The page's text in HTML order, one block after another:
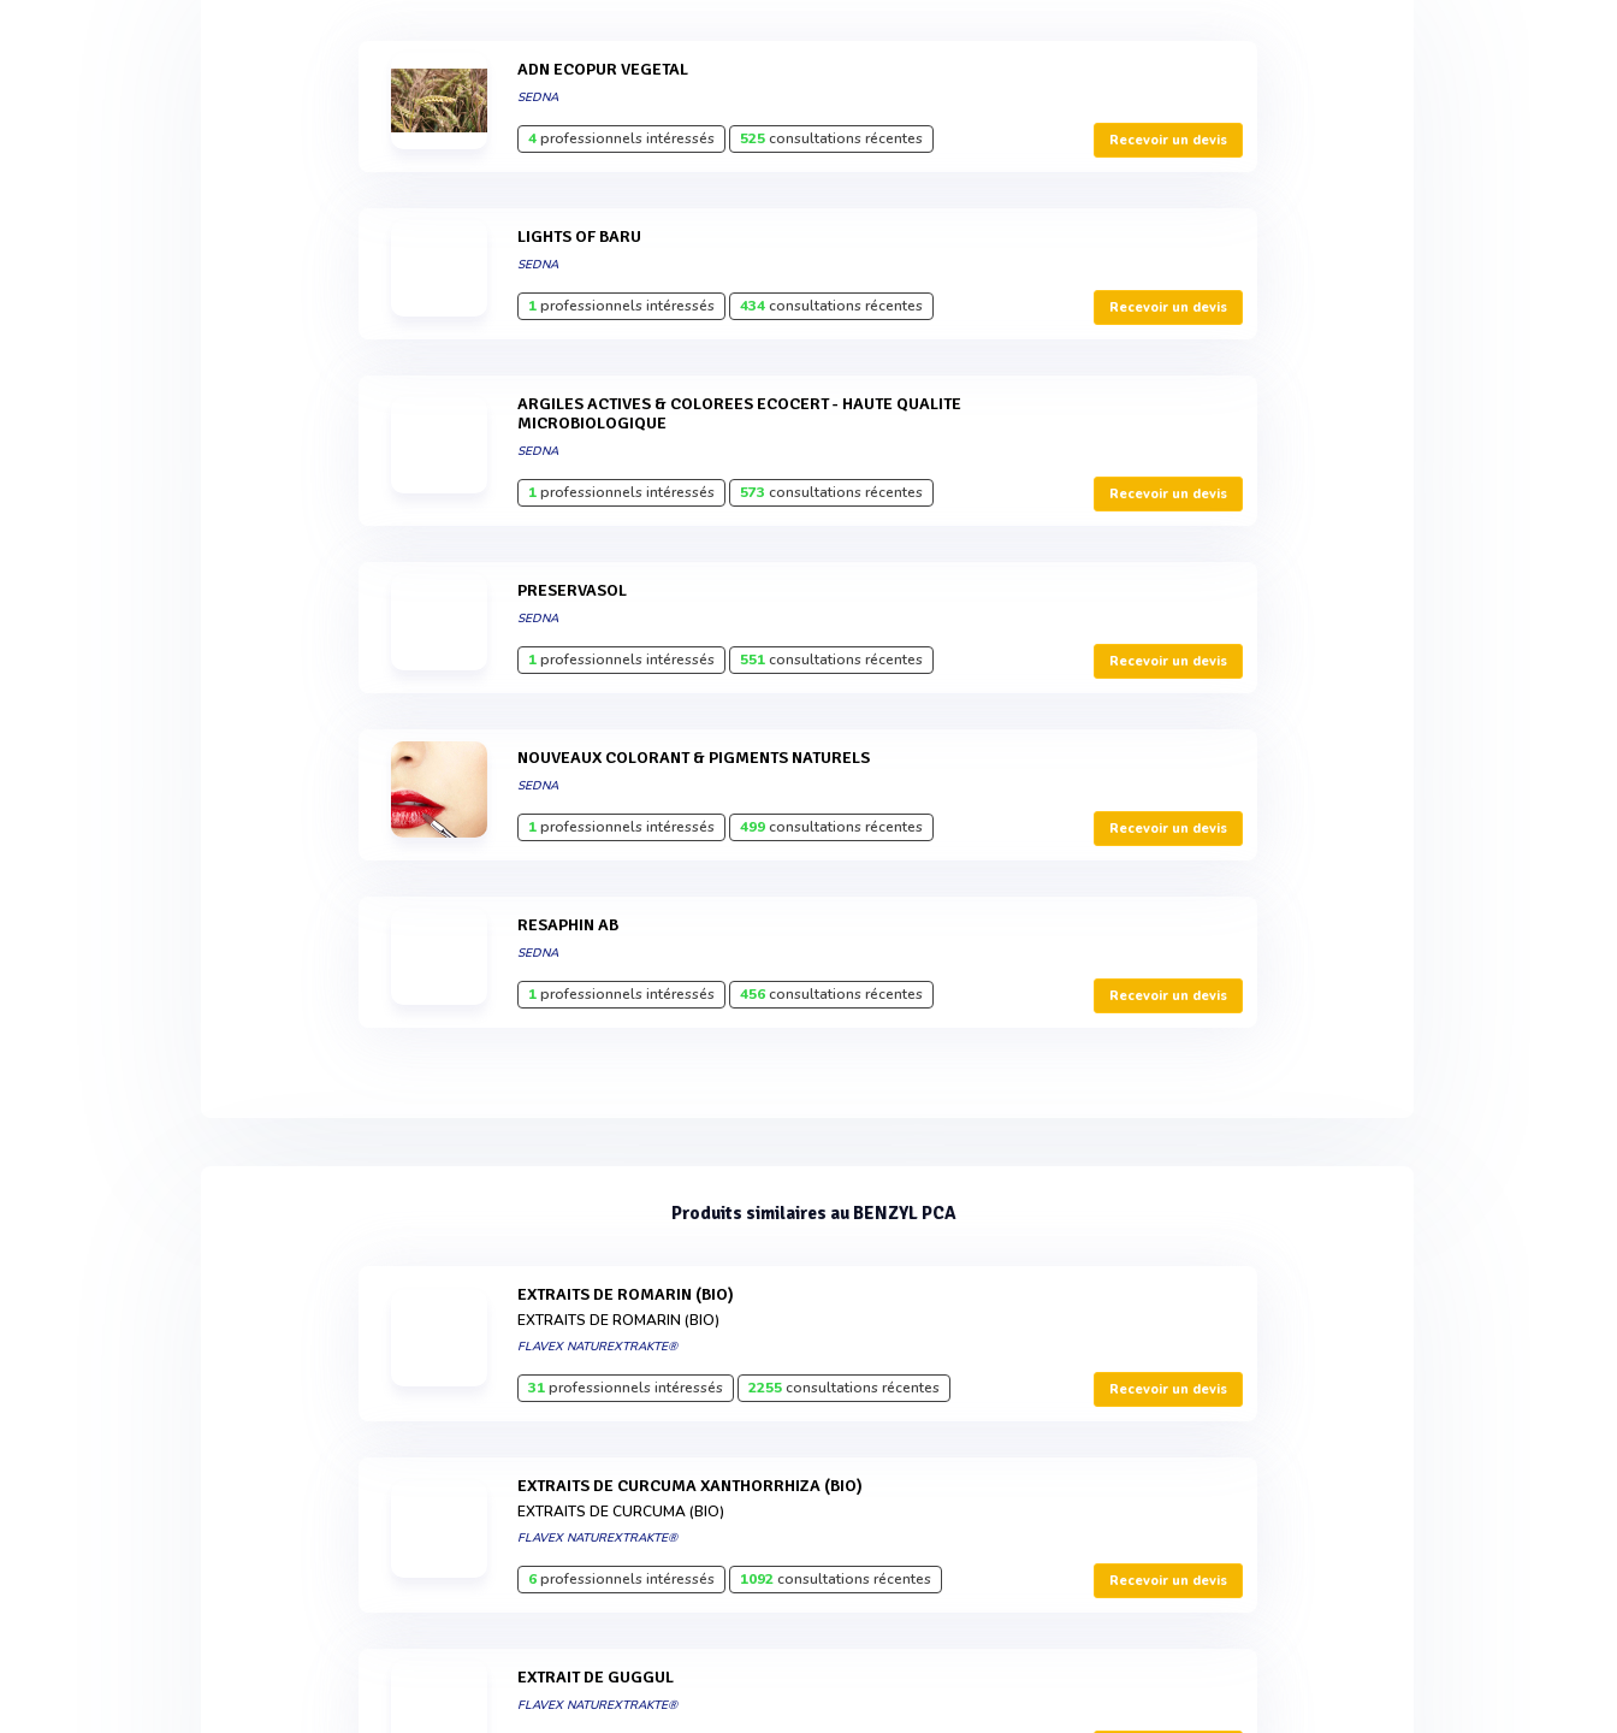
ADN ECOPUR VEGETAL
SEDNA
4professionnels intéressés 525consultations récentes Recevoir un devis
LIGHTS OF BARU
SEDNA
1professionnels intéressés 434consultations récentes Recevoir un devis
ARGILES ACTIVES & COLOREES ECOCERT - HAUTE QUALITE
MICROBIOLOGIQUE
SEDNA
1professionnels intéressés 573 consultations récentes Recevoir un devis
PRESERVASOL
SEDNA
1professionnels intéressés 551consultations récentes Recevoir un devis
NOUVEAUX COLORANT & PIGMENTS NATURELS
SEDNA
1professionnels intéressés 499consultations récentes Recevoir un devis
RESAPHIN AB
SEDNA
1professionnels intéressés 456consultations récentes Recevoir un devis
Produits similaires au BENZYL PCA
EXTRAITS DE ROMARIN (BIO)
EXTRAITS DE ROMARIN (BIO)
FLAVEX NATUREXTRAKTE®
31professionnels intéressés 2255consultations récentes Recevoir un devis
EXTRAITS DE CURCUMA XANTHORRHIZA (BIO)
EXTRAITS DE CURCUMA (BIO)
FLAVEX NATUREXTRAKTE®
6professionnels intéressés 1092consultations récentes Recevoir un devis
EXTRAIT DE GUGGUL
FLAVEX NATUREXTRAKTE®